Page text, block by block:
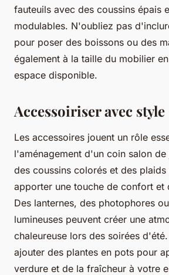
fauteuils avec des coussins épais
modulables. N'oubliez pas
pour poser des boissons ou des
également à la taille du mobilier
espace disponible.
Accessoiriser avec style
Les accessoires jouent un rôle
l'aménagement d'un coin salon
des coussins colorés et des
apporter une touche de confort et
Des lanternes, des photophores
lumineuses peuvent créer une
chaleureuse lors des soirées
ajouter des plantes en pots pour
verdure et de la fraîcheur à votre